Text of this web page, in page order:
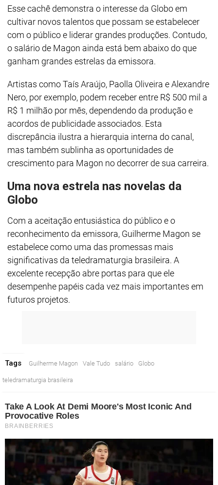
Esse cachê demonstra o interesse da Globo em
cultivar novos talentos que possam se estabelecer
com o público e liderar grandes produções. Contudo,
o salário de Magon ainda está bem abaixo do que
ganham grandes estrelas da emissora.
Artistas como Taís Araújo, Paolla Oliveira e Alexandre
Nero, por exemplo, podem receber entre R$ 500 mil a
R$ 1 milhão por mês, dependendo da produção e
acordos de publicidade associados. Esta
discrepância ilustra a hierarquia interna do canal,
mas também sublinha as oportunidades de
crescimento para Magon no decorrer de sua carreira.
Uma nova estrela nas novelas da
Globo
Com a aceitação entusiástica do público e o
reconhecimento da emissora, Guilherme Magon se
estabelece como uma das promessas mais
significativas da teledramaturgia brasileira. A
excelente recepção abre portas para que ele
desempenhe papéis cada vez mais importantes em
futuros projetos.
Tags Guilherme Magon Vale Tudo salário Globo
teledramaturgia brasileira